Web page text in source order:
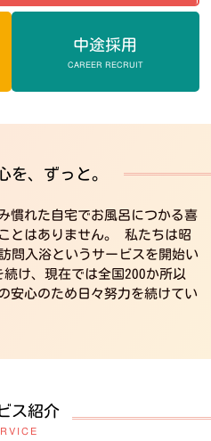
中途採用
CAREER RECRUIT
を、ずっと。
慣れた自宅でお風呂につかる喜
とはありません。 私たちは昭
問入浴というサービスを開始い
け、現在では全国200か所以
安心のため日々努力を続けてい
ス紹介